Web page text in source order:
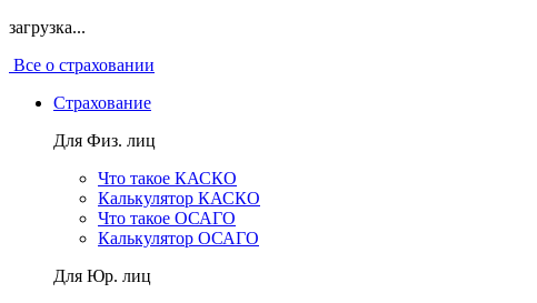
загрузка...
Все о страховании
Страхование
Для Физ. лиц
Что такое КАСКО
Калькулятор КАСКО
Что такое ОСАГО
Калькулятор ОСАГО
Для Юр. лиц